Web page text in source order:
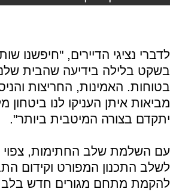
לדברי נציגי הדיירים, "חיפשנו
בשקט בלילה בידיעה שהבית
בטוחות. האמינות, החריצות
מביאות איתן העניקו לנו ביטחון
יתקדם בצורה המיטבית ביותר".
עם השלמת שלב החתימות, צפוי
לשלב התכנון המפורט וקידום
להקמת מתחם מגורים חדש בלב